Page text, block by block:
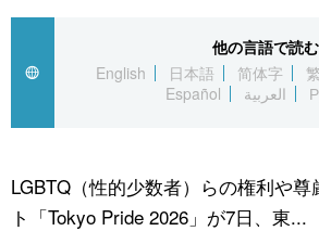
経済・ビジネス
国際
文化
トップ
アーカイブ
In-depth
Japan Data
動画/Live
スポーツ・東京2020
他の言語で読む
English
日本語 简体字
Español
العربية
LGBTQ（性的少数者）らの権利や
ト「Tokyo Pride 2026」が7日、東...